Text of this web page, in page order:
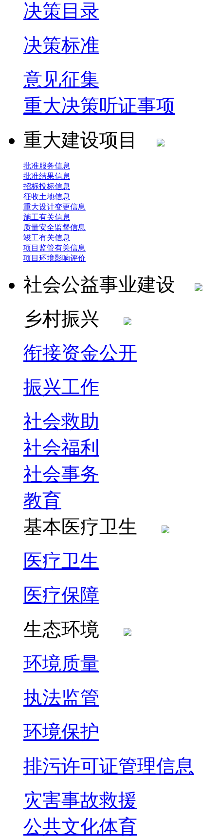
决策目录
决策标准
意见征集
重大决策听证事项
重大建设项目
批准服务信息
批准结果信息
招标投标信息
征收土地信息
重大设计变更信息
施工有关信息
质量安全监督信息
竣工有关信息
项目监管有关信息
项目环境影响评价
社会公益事业建设
乡村振兴
衔接资金公开
振兴工作
社会救助
社会福利
社会事务
教育
基本医疗卫生
医疗卫生
医疗保障
生态环境
环境质量
执法监管
环境保护
排污许可证管理信息
灾害事故救援
公共文化体育